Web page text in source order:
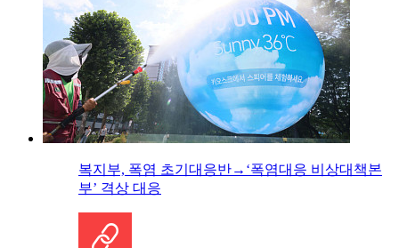
복지부, 폭염 초기대응반→‘폭염대응 비상대책본
부’ 격상 대응